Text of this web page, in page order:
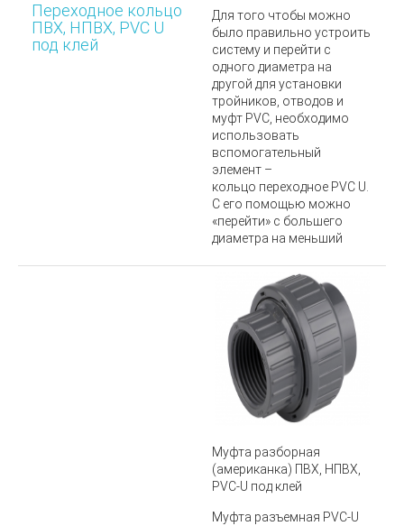
Переходное кольцо
ПВХ, НПВХ, PVC U
под клей
Для того чтобы можно
было правильно устроить
систему и перейти с
одного диаметра на
другой для установки
тройников, отводов и
муфт PVC , необходимо
использовать
вспомогательный
элемент –
кольцо переходное PVC U
С его помощью можно
«перейти» с большего
диаметра на меньший
Муфта разборная
(американка) ПВХ, НПВХ,
PVC-U под клей
Муфта разъемная PVC-U